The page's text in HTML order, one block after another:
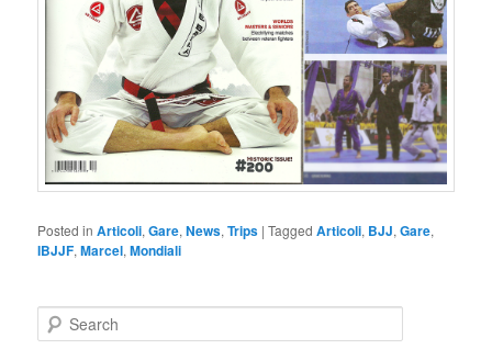
Posted in Articoli,Gare,News,Trips |Tagged Articoli, BJJ,Gare,
IBJJF,Marcel,Mondiali
e